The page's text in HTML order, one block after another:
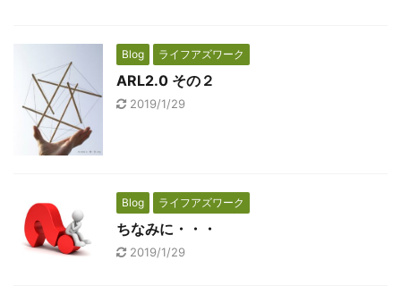
Blog ライフアズワーク
ARL2.0 その２
2019/1/29
Blog ライフアズワーク
ちなみに・・・
2019/1/29